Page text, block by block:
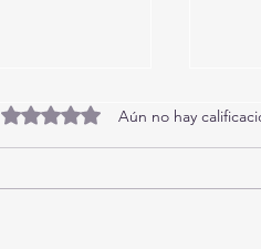
Obtuvo 0 de 5 estrellas.
Aún no hay